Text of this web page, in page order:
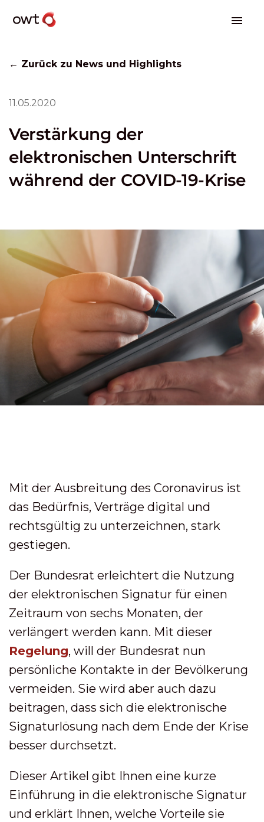
← Zurück zu News und Highlights
11.05.2020
Verstärkung der
elektronischen Unterschrift
während der COVID-19-Krise
Mit der Ausbreitung des Coronavirus ist
das Bedürfnis, Verträge digital und
rechtsgültig zu unterzeichnen, stark
gestiegen.
Der Bundesrat erleichtert die Nutzung
der elektronischen Signatur für einen
Zeitraum von sechs Monaten, der
verlängert werden kann. Mit dieser
Regelung, will der Bundesrat nun
persönliche Kontakte in der Bevölkerung
vermeiden. Sie wird aber auch dazu
beitragen, dass sich die elektronische
Signaturlösung nach dem Ende der Krise
besser durchsetzt.
Dieser Artikel gibt Ihnen eine kurze
Einführung in die elektronische Signatur
und erklärt Ihnen, welche Vorteile sie